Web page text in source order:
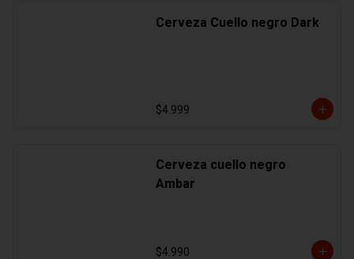
Cerveza Cuello negro Dark
$4.999
Cerveza cuello negro
Ambar
$4.990